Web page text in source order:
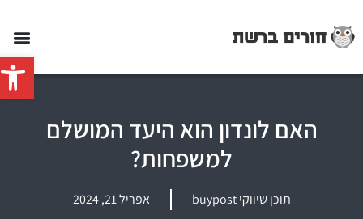
פתח
האם לונדון הוא היעד המושלם
למשפחות?
תוכן שיווקי buypost אפריל 21, 2024